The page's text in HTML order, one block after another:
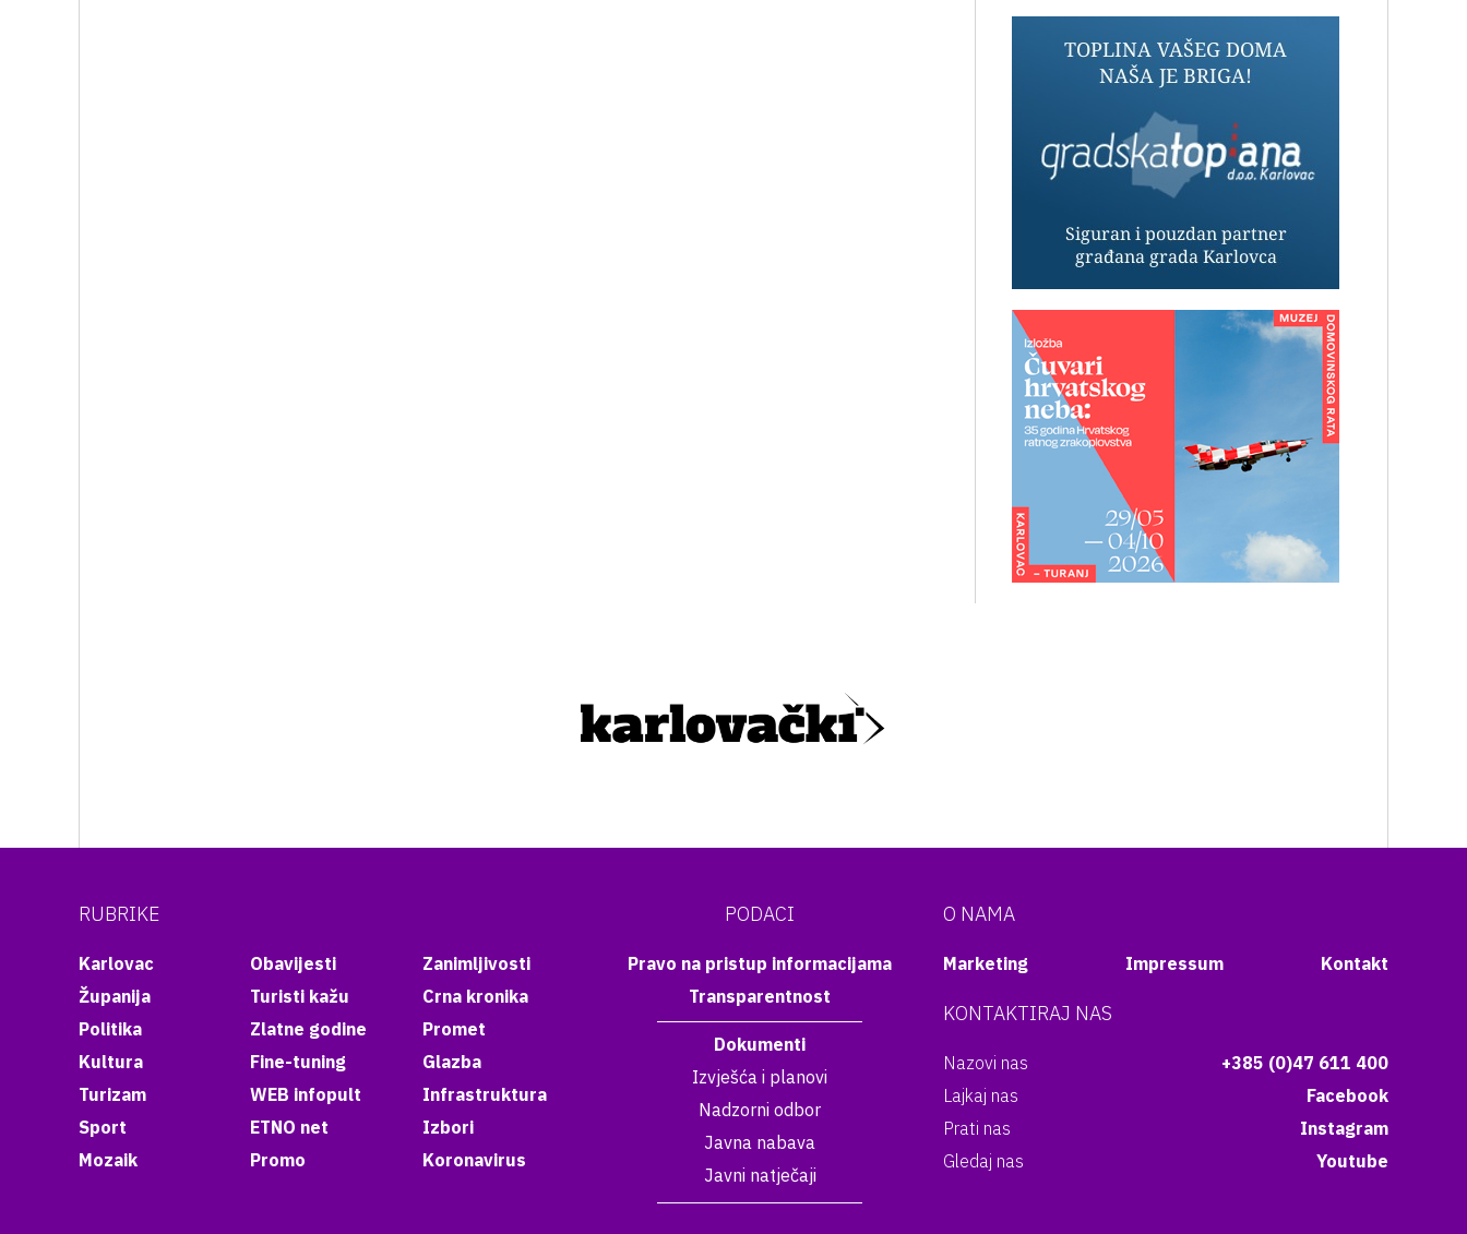
RUBRIKE
Karlovac
Županija
Politika
Kultura
Turizam
Sport
Mozaik
Obavijesti
Turisti kažu
Zlatne godine
Fine-tuning
WEB infopult
ETNO net
Promo
Zanimljivosti
Crna kronika
Promet
Glazba
Infrastruktura
Izbori
Koronavirus
PODACI
Pravo na pristup informacijama
Transparentnost
Dokumenti
Izvješća i planovi
Nadzorni odbor
Javna nabava
Javni natječaji
O NAMA
Marketing Impressum Kontakt
KONTAKTIRAJ NAS
Nazovi nas
+385 (0)47 611 400
Lajkaj nas
Facebook
Prati nas
Instagram
Gledaj nas
Youtube